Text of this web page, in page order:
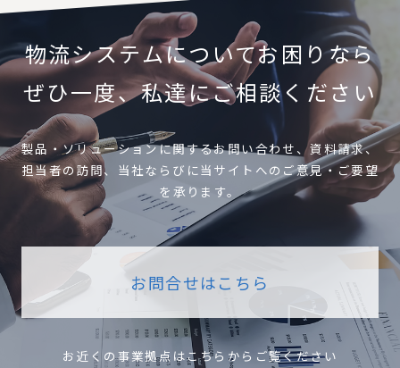
物流システムについてお困りなら
ぜひ一度、私達にご相談ください
製品・ソリューションに関するお問い合わせ、資料請求、
担当者の訪問、当社ならびに当サイトへのご意見・ご要望
を承ります。
お問合せはこちら
お近くの事業拠点はこちらからご覧ください